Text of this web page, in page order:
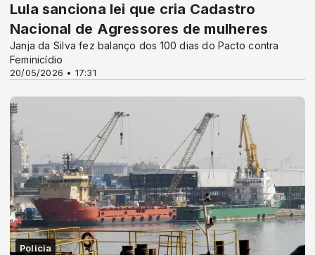
20/05/2026 • 17:31
Lula sanciona lei que cria Cadastro
Nacional de Agressores de mulheres
Janja da Silva fez balanço dos 100 dias do Pacto contra
Feminicídio
Policia